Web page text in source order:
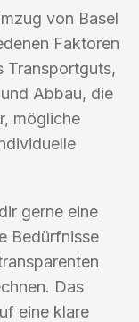
von Basel
Faktoren
Transportguts,
Abbau, die
mögliche
gerne eine
Bedürfnisse
Das
eine klare